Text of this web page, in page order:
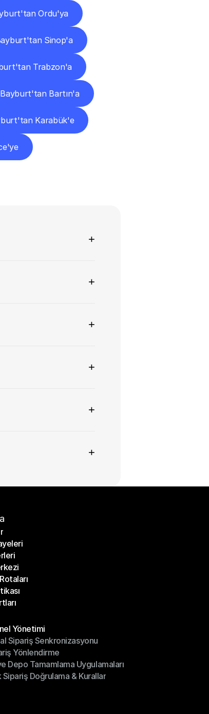
Ordu'ya
Sinop'a
Trabzon'a
Bayburt'tan Bartın'a
Karabük'e
+
+
+
+
+
+
Yönetimi
Yönetimi
Sipariş Senkronizasyonu
Sipariş Senkronizasyonu
Yönlendirme
Yönlendirme
Depo Tamamlama Uygulamaları
Depo Tamamlama Uygulamaları
Doğrulama & Kurallar